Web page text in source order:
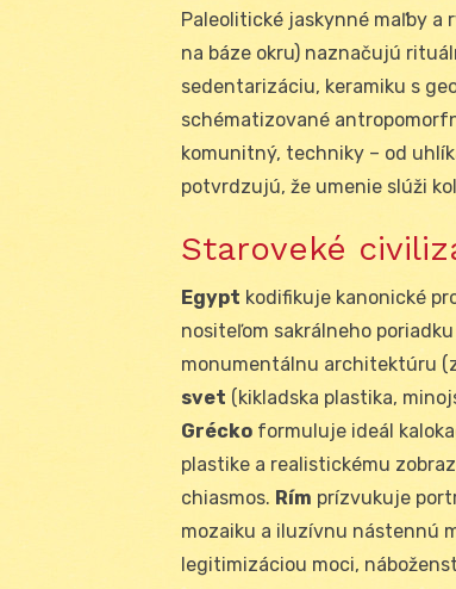
Paleolitické jaskynné maľby
na báze okru) naznačujú
sedentarizáciu, keramiku s
schématizované
komunitný, techniky – od
potvrdzujú, že umenie slúži
Staroveké
Egypt kodifikuje kanonické
nositeľom sakrálneho
monumentálnu architektúru
svet (kikladska plastika,
Grécko formuluje ideál
plastike a realistickému
chiasmos. Rím prízvukuje
mozaiku a iluzívnu nástennú
legitimizáciou moci,